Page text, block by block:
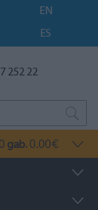
EN
ES
252 22
0 gab. 0.00€